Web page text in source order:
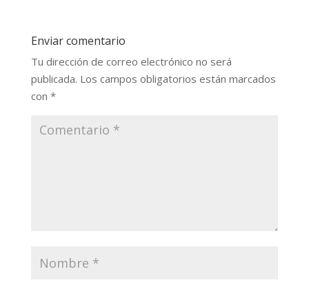
Enviar comentario
Tu dirección de correo electrónico no será
publicada. Los campos obligatorios están marcados
con *